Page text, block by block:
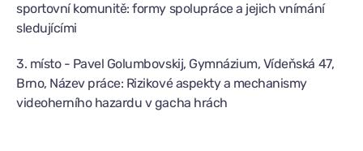
sportovní komunitě: formy spolupráce a jejich vnímání
sledujícími
3. místo - Pavel Golumbovskij, Gymnázium, Vídeňská 47,
Brno, Název práce: Rizikové aspekty a mechanismy
videoherního hazardu v gacha hrách